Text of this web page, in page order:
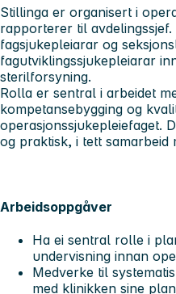
Stillinga er organisert i
rapporterer til
fagsjukepleiarar og
fagutviklingssjukepleiarar
sterilforsyning.
Rolla er sentral i arbeidet
kompetansebygging og
operasjonssjukepleiefaget.
og praktisk, i tett samarbeid
Arbeidsoppgåver
Ha ei sentral rolle i
undervisning innan
Medverke til
med klinikken sine